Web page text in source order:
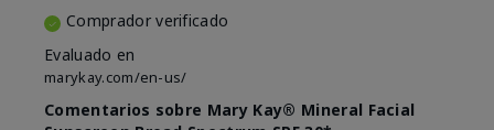
Comprador verificado
Evaluado en
marykay.com/en-us/
Comentarios sobre Mary Kay® Mineral Facial